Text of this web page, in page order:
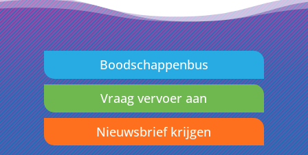
Boodschappenbus
Vraag vervoer aan
Nieuwsbrief krijgen